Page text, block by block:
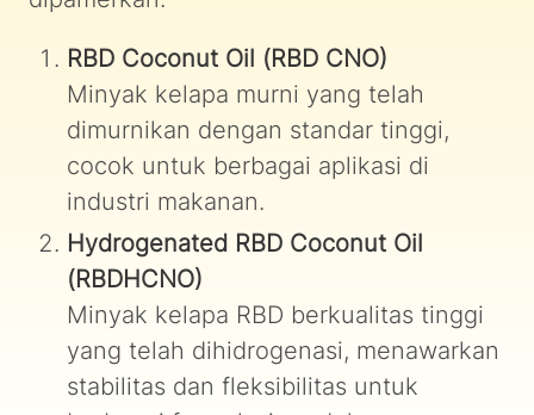
RBD Coconut Oil (RBD CNO)
Minyak kelapa murni yang telah
dimurnikan dengan standar tinggi,
cocok untuk berbagai aplikasi di
industri makanan.
Hydrogenated RBD Coconut Oil
(RBDHCNO)
Minyak kelapa RBD berkualitas tinggi
yang telah dihidrogenasi, menawarkan
stabilitas dan fleksibilitas untuk